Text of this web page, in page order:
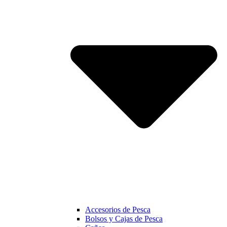
Accesorios de Pesca
Bolsos y Cajas de Pesca